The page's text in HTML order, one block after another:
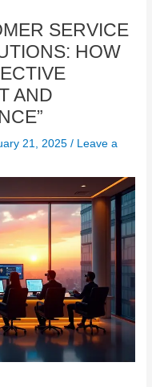
SERVICE
HOW
AND
21, 2025/ Leave a